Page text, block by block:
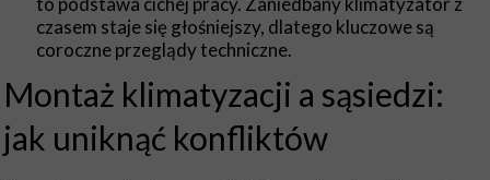
czasem staje się głośniejszy, dlatego kluczowe są
coroczne przeglądy techniczne.
Montaż klimatyzacji a sąsiedzi:
jak uniknąć konfliktów